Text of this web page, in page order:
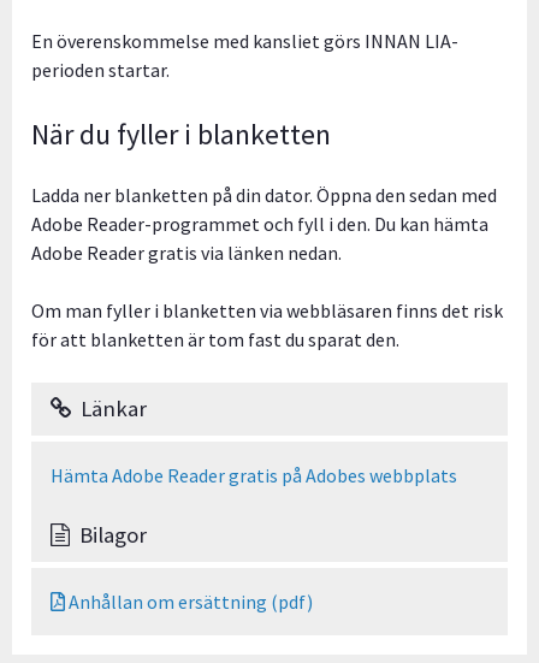
En överenskommelse med kansliet görs INNAN LIA-
perioden startar.
När du fyller i blanketten
Ladda ner blanketten på din dator. Öppna den sedan med
Adobe Reader-programmet och fyll i den. Du kan hämta
Adobe Reader gratis via länken nedan.
Om man fyller i blanketten via webbläsaren finns det risk
för att blanketten är tom fast du sparat den.
Länkar
Hämta Adobe Reader gratis på Adobes webbplats
Bilagor
Anhållan om ersättning (pdf)